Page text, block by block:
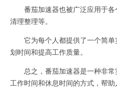
番茄加速器也被广泛应用于各
清理整理等。
它为每个人都提供了一个简单
划时间和提高工作质量。
总之，番茄加速器是一种非常
工作时间和休息时间的方式，帮助